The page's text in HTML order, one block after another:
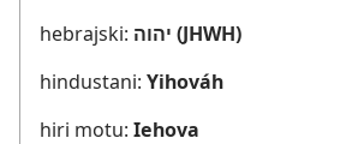
hebrajski:
יהוה (JHWH)
hindustani: Yihováh
hiri motu: Iehova